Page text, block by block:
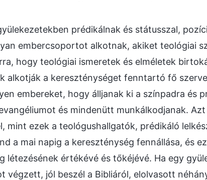
prédikálnak és státusszal,
embercsoportot alkotnak, akiket teológiai
hogy teológiai ismeretek és elméletek
alkotják a kereszténységet fenntartó fő
embereket, hogy álljanak ki a színpadra és
és mindenütt munkálkodjanak.
mint ezek a teológushallgatók, prédikáló
a mai napig a kereszténység fennállása, és
létezésének értékévé és tőkéjévé. Ha egy
végzett, jól beszél a Bibliáról, elolvasott